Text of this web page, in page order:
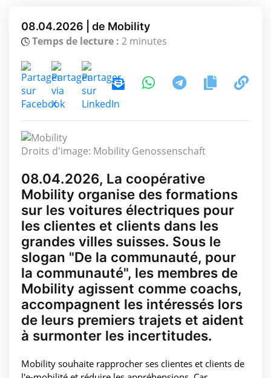
08.04.2026 | de Mobility
Temps de lecture : 2 minutes
Droits d'image: Mobility Genossenschaft
08.04.2026, La coopérative
Mobility organise des formations
sur les voitures électriques pour
les clientes et clients dans les
grandes villes suisses. Sous le
slogan "De la communauté, pour
la communauté", les membres de
Mobility agissent comme coachs,
accompagnent les intéressés lors
de leurs premiers trajets et aident
à surmonter les incertitudes.
Mobility souhaite rapprocher ses clientes et clients de